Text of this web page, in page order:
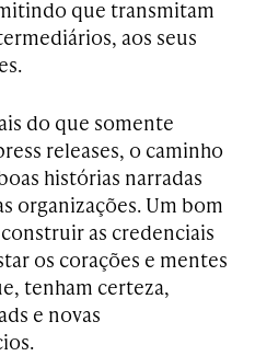
que transmitam
aos seus
do que somente
releases, o caminho
histórias narradas
organizações. Um bom
as credenciais
os corações e mentes
tenham certeza,
e novas